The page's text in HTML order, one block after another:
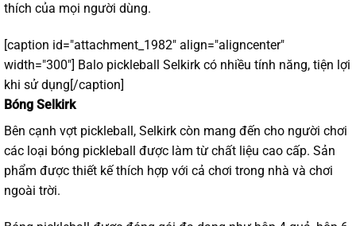
thích của mọi người dùng.
[caption id="attachment_1982" align="aligncenter"
width="300"] Balo pickleball Selkirk có nhiều tính năng, tiện lợi
khi sử dụng[/caption]
Bóng Selkirk
Bên cạnh vợt pickleball, Selkirk còn mang đến cho người chơi
các loại bóng pickleball được làm từ chất liệu cao cấp. Sản
phẩm được thiết kế thích hợp với cả chơi trong nhà và chơi
ngoài trời.